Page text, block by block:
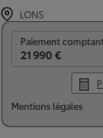
LONS
Paiement
21 990 €
Mentions légales